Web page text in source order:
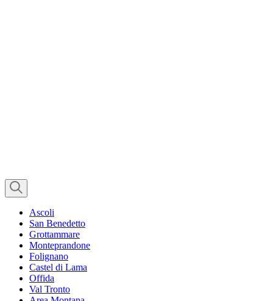
Ascoli
San Benedetto
Grottammare
Monteprandone
Folignano
Castel di Lama
Offida
Val Tronto